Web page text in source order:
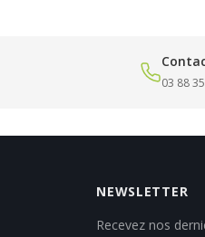
03 88
NEWSLETTER
Recevez nos